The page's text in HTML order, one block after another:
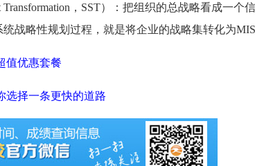
，SST）：把组织的总战略看成一个
战略性规划过程，就是将企业的战略集转化为MIS
值优惠套餐
选择一条更快的道路